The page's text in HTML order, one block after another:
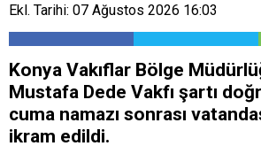
Ekl. Tarihi: 07 Ağustos 2026 16:03
Konya Vakıflar Bölge
Mustafa Dede Vakfı şartı
cuma namazı sonrası
ikram edildi.